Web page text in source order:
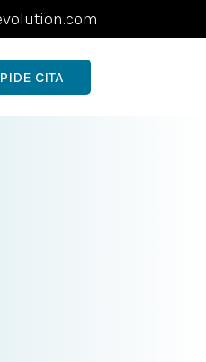
PIDE CITA